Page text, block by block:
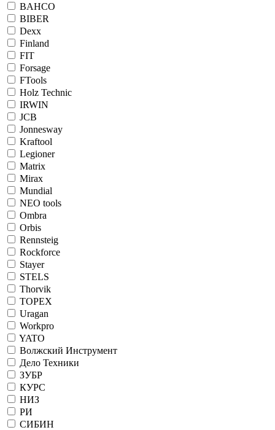
BAHCO
BIBER
Dexx
Finland
FIT
Forsage
FTools
Holz Technic
IRWIN
JCB
Jonnesway
Kraftool
Legioner
Matrix
Mirax
Mundial
NEO tools
Ombra
Orbis
Rennsteig
Rockforce
Stayer
STELS
Thorvik
TOPEX
Uragan
Workpro
YATO
Волжский Инструмент
Дело Техники
ЗУБР
КУРС
НИЗ
РИ
СИБИН